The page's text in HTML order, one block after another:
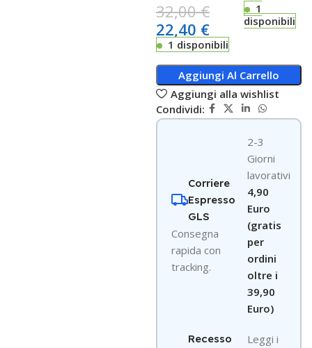
32,00€
22,40 €
1
disponibili
1 disponibili
Aggiungi Al Carrello
Aggiungi alla wishlist
Condividi:
Corriere
Espresso
GLS
Consegna
rapida con
tracking.
2-3
Giorni
lavorativi
4,90
Euro
(gratis
per
ordini
oltre i
39,90
Euro)
Recesso
Leggi i